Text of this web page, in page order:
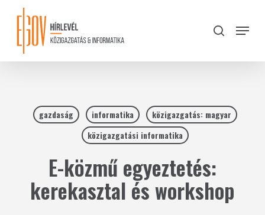
content
search
Menu
gazdaság informatika
közigazgatás: magyar
közigazgatási informatika
E-közmű egyeztetés:
kerekasztal és workshop
Close